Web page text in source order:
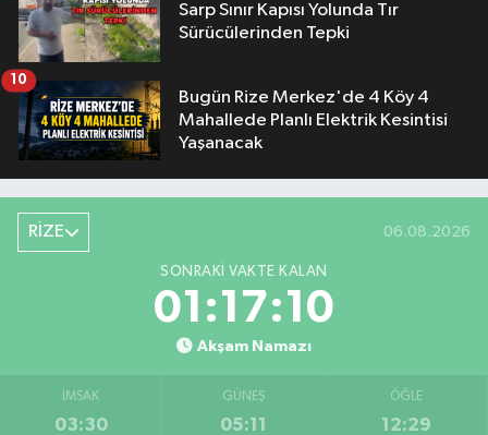
Sarp Sınır Kapısı Yolunda Tır
Sürücülerinden Tepki
Bugün Rize Merkez'de 4 Köy 4
Mahallede Planlı Elektrik Kesintisi
Yaşanacak
10
RİZE 06.08.2026
SONRAKI VAKTE KALAN
01:17:09
Akşam Namazı
İMSAK
03:30
GÜNEŞ
05:11
ÖĞLE
12:29